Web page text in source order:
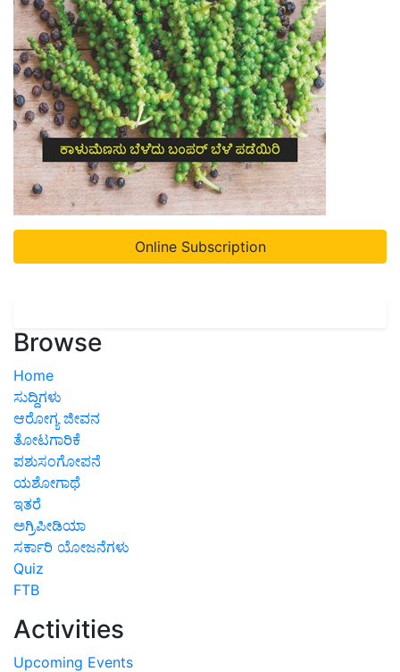
Online Subscription
Browse
Home
ಸುದ್ದಿಗಳು
ಆರೋಗ್ಯ ಜೀವನ
ತೋಟಗಾರಿಕೆ
ಪಶುಸಂಗೋಪನೆ
ಯಶೋಗಾಥೆ
ಇತರೆ
ಅಗ್ರಿಪೀಡಿಯಾ
ಸರ್ಕಾರಿ ಯೋಜನೆಗಳು
Quiz
FTB
Activities
Upcoming Events